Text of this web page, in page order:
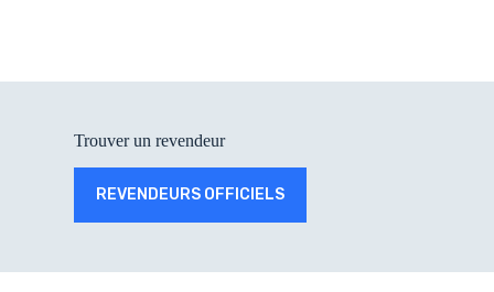
Trouver un revendeur
REVENDEURS OFFICIELS